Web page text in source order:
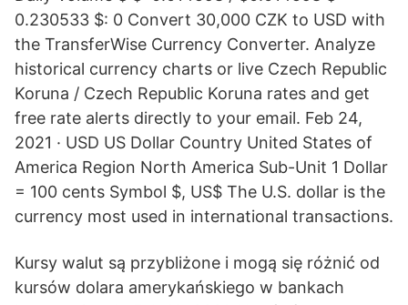
0.230533 $: 0 Convert 30,000 CZK to USD with
the TransferWise Currency Converter. Analyze
historical currency charts or live Czech Republic
Koruna / Czech Republic Koruna rates and get
free rate alerts directly to your email. Feb 24,
2021 · USD US Dollar Country United States of
America Region North America Sub-Unit 1 Dollar
= 100 cents Symbol $, US$ The U.S. dollar is the
currency most used in international transactions.
Kursy walut są przybliżone i mogą się różnić od
kursów dolara amerykańskiego w bankach